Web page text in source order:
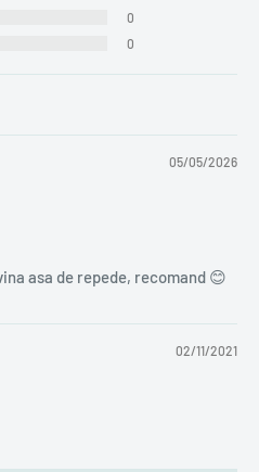
0
0
05/05/2026
asa de repede, recomand 😊
02/11/2021